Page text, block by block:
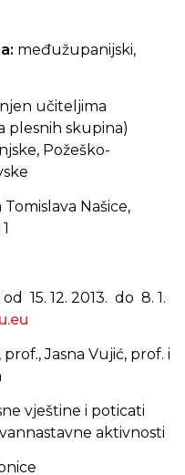
međužupanijski,
učiteljima
plesnih skupina)
Požeško-
Tomislava Našice,
15. 12. 2013. do 8. 1.
Jasna Vujić, prof. i
vještine i poticati
aktivnosti